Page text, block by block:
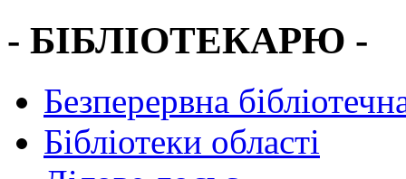
- БІБЛІОТЕКАРЮ -
Безперервна
Бібліотеки області